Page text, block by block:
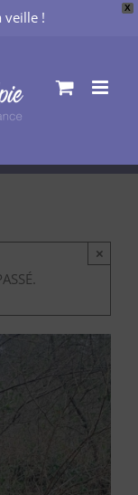
X
veille !
×